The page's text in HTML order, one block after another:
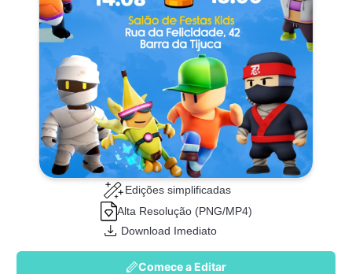
Edições simplificadas
Alta Resolução (PNG/MP4)
Download Imediato
Comece a Editar